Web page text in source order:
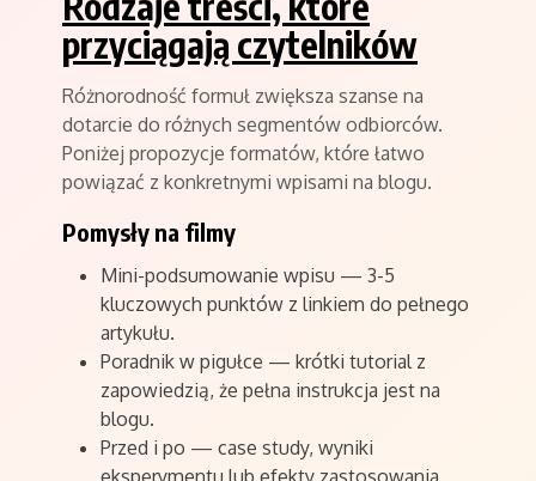
przyciągają czytelników
Różnorodność formuł zwiększa szanse na
dotarcie do różnych segmentów odbiorców.
Poniżej propozycje formatów, które łatwo
powiązać z konkretnymi wpisami na blogu.
Pomysły na filmy
Mini-podsumowanie wpisu — 3-5
kluczowych punktów z linkiem do pełnego
artykułu.
Poradnik w pigułce — krótki tutorial z
zapowiedzią, że pełna instrukcja jest na
blogu.
Przed i po — case study, wyniki
eksperymentu lub efekty zastosowania